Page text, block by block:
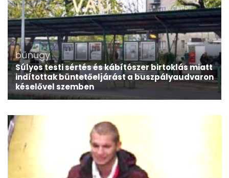
bűnügy
Súlyos testi sértés és kábítószer birtoklás miatt
indítottak büntetőeljárást a buszpályaudvaron
késelővel szemben